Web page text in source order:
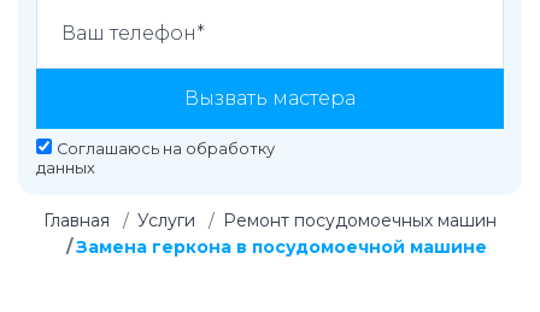
Вызвать мастера
Соглашаюсь на обработку
данных
Главная Услуги
Ремонт посудомоечных машин
Замена геркона в посудомоечной машине